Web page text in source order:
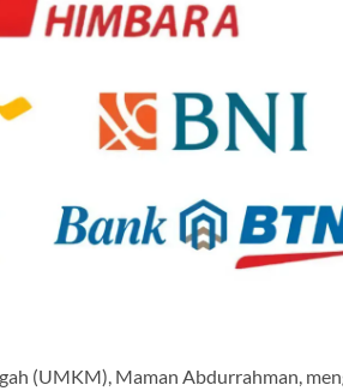
(UMKM), Maman Abdurrahman,